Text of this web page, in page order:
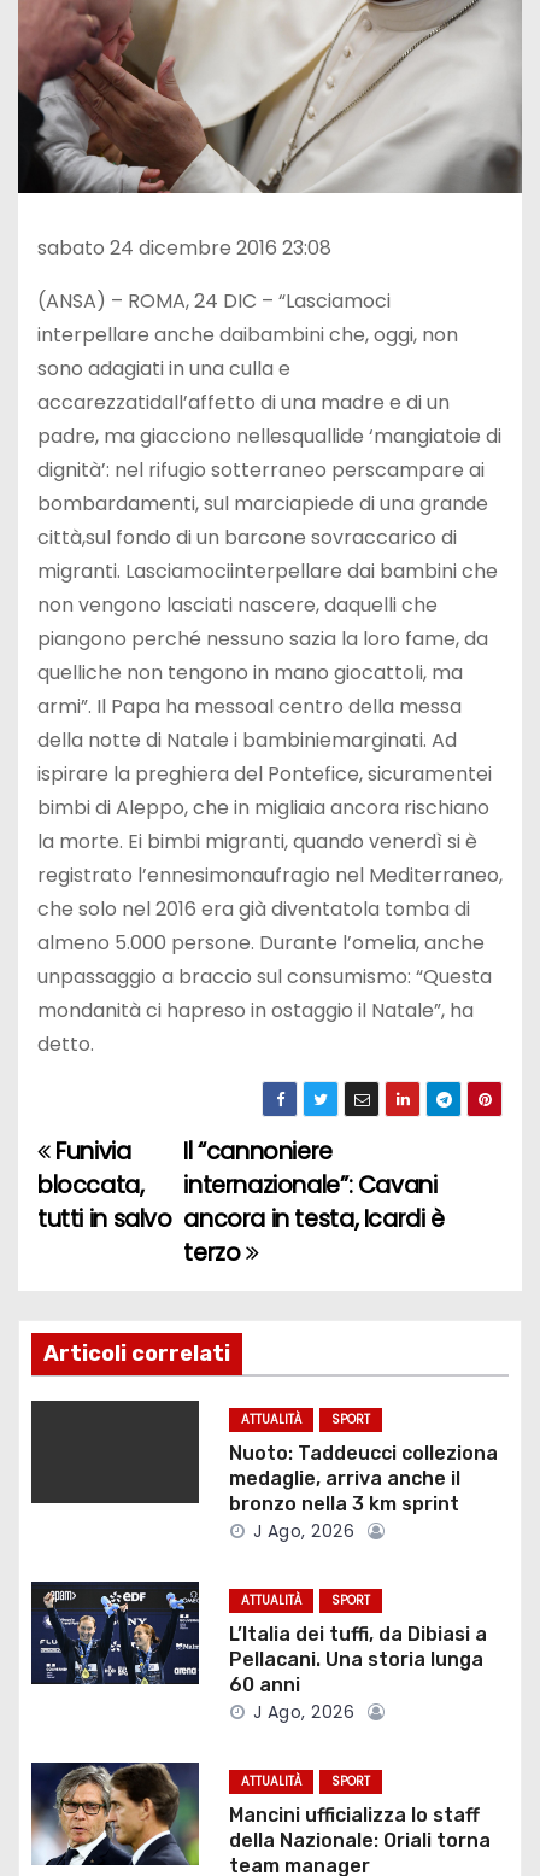
sabato 24 dicembre 2016 23:08
(ANSA) – ROMA, 24 DIC – “Lasciamoci
interpellare anche daibambini che, oggi, non
sono adagiati in una culla e
accarezzatidall’affetto di una madre e di un
padre, ma giacciono nellesquallide ‘mangiatoie di
dignità’: nel rifugio sotterraneo perscampare ai
bombardamenti, sul marciapiede di una grande
città,sul fondo di un barcone sovraccarico di
migranti. Lasciamociinterpellare dai bambini che
non vengono lasciati nascere, daquelli che
piangono perché nessuno sazia la loro fame, da
quelliche non tengono in mano giocattoli, ma
armi”. Il Papa ha messoal centro della messa
della notte di Natale i bambiniemarginati. Ad
ispirare la preghiera del Pontefice, sicuramentei
bimbi di Aleppo, che in migliaia ancora rischiano
la morte. Ei bimbi migranti, quando venerdì si è
registrato l’ennesimonaufragio nel Mediterraneo,
che solo nel 2016 era già diventatola tomba di
almeno 5.000 persone. Durante l’omelia, anche
unpassaggio a braccio sul consumismo: “Questa
mondanità ci hapreso in ostaggio il Natale”, ha
detto.
N
a
g
a
i
n
e
r
t
Il “cannoniere
internazionale”: Cavani
ancora in testa, Icardi è
terzo
Funivia
bloccata,
tutti in salvo
Articoli correlati
ATTUALITÀ SPORT
Nuoto: Taddeucci colleziona
medaglie, arriva anche il
bronzo nella 3 km sprint
J Ago, 2026
ATTUALITÀ SPORT
L’Italia dei tuffi, da Dibiasi a
Pellacani. Una storia lunga
60 anni
J Ago, 2026
ATTUALITÀ SPORT
Mancini ufficializza lo staff
della Nazionale: Oriali torna
team manager